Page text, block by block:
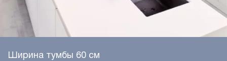
Ширина тумбы 60 см